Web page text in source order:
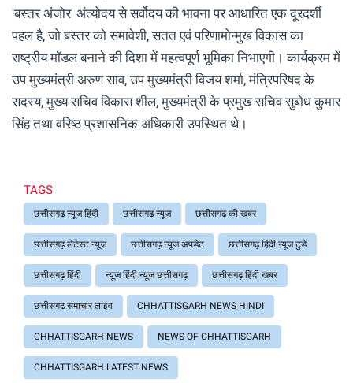
'बस्तर अंजोर' अंत्योदय से सर्वोदय की भावना पर आधारित एक दूरदर्शी
पहल है, जो बस्तर को समावेशी, सतत एवं परिणामोन्मुख विकास का
राष्ट्रीय मॉडल बनाने की दिशा में महत्वपूर्ण भूमिका निभाएगी। कार्यक्रम में
उप मुख्यमंत्री अरुण साव, उप मुख्यमंत्री विजय शर्मा, मंत्रिपरिषद के
सदस्य, मुख्य सचिव विकास शील, मुख्यमंत्री के प्रमुख सचिव सुबोध कुमार
सिंह तथा वरिष्ठ प्रशासनिक अधिकारी उपस्थित थे।
TAGS
छत्तीसगढ़ न्यूज हिंदी छत्तीसगढ़ न्यूज छत्तीसगढ़ की खबर
छत्तीसगढ़ लेटेस्ट न्यूज छत्तीसगढ़ न्यूज अपडेट छत्तीसगढ़ हिंदी न्यूज टुडे
छत्तीसगढ़ हिंदी न्यूज हिंदी न्यूज छत्तीसगढ़ छत्तीसगढ़ हिंदी खबर
छत्तीसगढ़ समाचार लाइव CHHATTISGARH NEWS HINDI
CHHATTISGARH NEWS NEWS OF CHHATTISGARH
CHHATTISGARH LATEST NEWS